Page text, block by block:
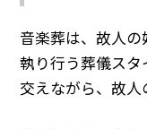
音楽葬は、故人
執り行う葬儀スタ
交えながら、故人